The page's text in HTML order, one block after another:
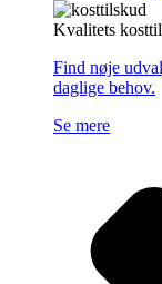
Kvalitets
Find nøje
daglige behov.
Se mere